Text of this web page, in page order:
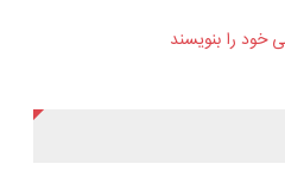
خود را بنویسند